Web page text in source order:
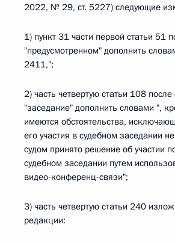
2022, № 29, ст. 5227) следующие
1) пункт 31 части первой статьи 51
"предусмотренном" дополнить
2411,";
2) часть четвертую статьи 108 после
"заседание" дополнить словами ",
имеются обстоятельства,
его участия в судебном заседании
судом принято решение об участии
судебном заседании путем
видео-конференц-связи";
3) часть четвертую статьи 240
редакции: